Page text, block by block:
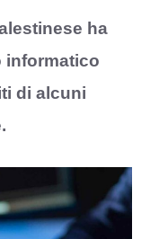
ha
informatico
di alcuni